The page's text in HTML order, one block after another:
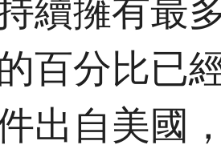
續擁有最
百分比已
出自美國